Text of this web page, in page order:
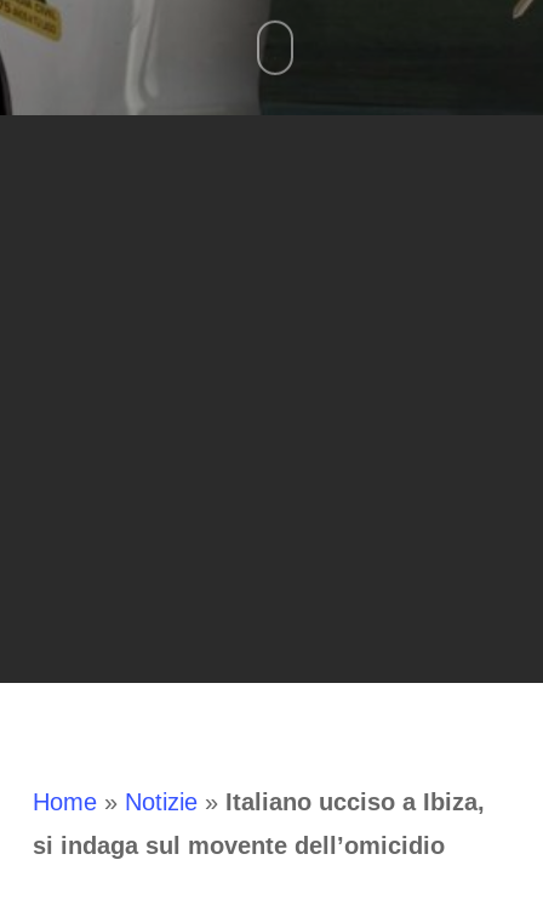
Home» Notizie» Italiano ucciso a Ibiza,
si indaga sul movente dell’omicidio